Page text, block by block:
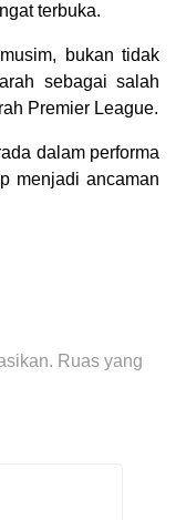
terbuka.
bukan tidak
sebagai salah
Premier League.
dalam performa
menjadi ancaman
Ruas yang